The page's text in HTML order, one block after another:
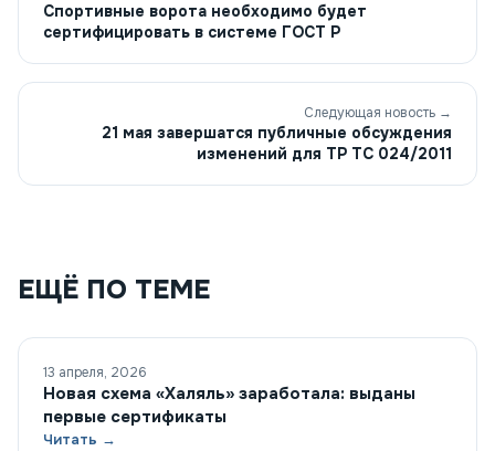
Спортивные ворота необходимо будет
сертифицировать в системе ГОСТ Р
Следующая новость →
21 мая завершатся публичные обсуждения
изменений для ТР ТС 024/2011
ЕЩЁ ПО ТЕМЕ
13 апреля, 2026
Новая схема «Халяль» заработала: выданы
первые сертификаты
Читать →